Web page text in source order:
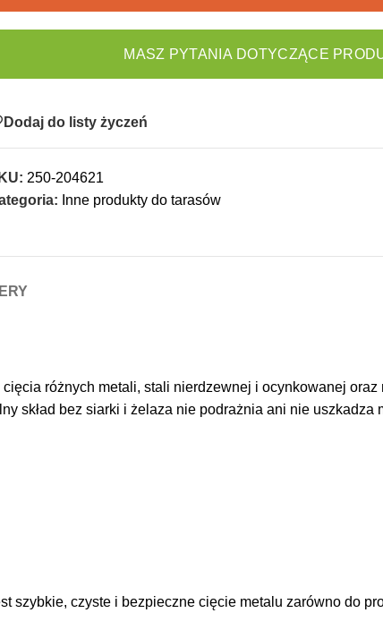
MASZ PYTANIA DOTYCZĄCE
Dodaj do listy życzeń
250-204621
Inne produkty do tarasów
różnych metali, stali nierdzewnej i ocynkowanej oraz
skład bez siarki i żelaza nie podrażnia ani nie uszkadza
szybkie, czyste i bezpieczne cięcie metalu zarówno do